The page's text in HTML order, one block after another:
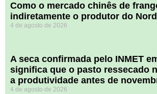
​Como o mercado chinês de
indiretamente o produtor do
4 de agosto de 2026
A seca confirmada pelo INMET
significa que o pasto ressecado
a produtividade antes de
4 de agosto de 2026